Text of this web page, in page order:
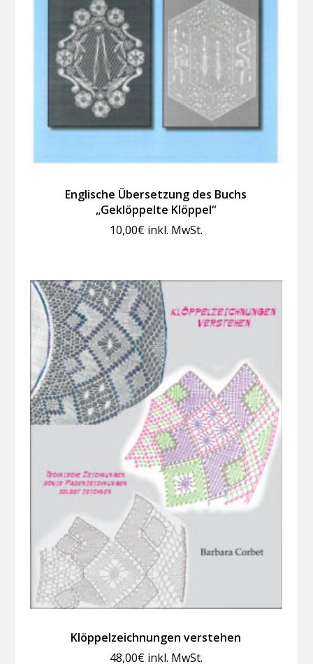
Englische Übersetzung des Buchs
„Geklöppelte Klöppel“
10,00€ inkl. MwSt.
Klöppelzeichnungen verstehen
48,00€ inkl. MwSt.